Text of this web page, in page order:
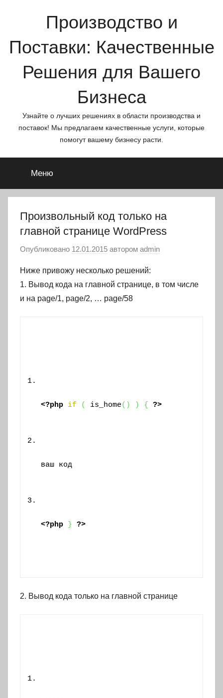
Производство и
Поставки: Качественные
Решения для Вашего
Бизнеса
Узнайте о лучших решениях в области производства и
поставок! Мы предлагаем качественные услуги, которые
помогут вашему бизнесу расти.
Меню
Произвольный код только на
главной странице WordPress
Опубликовано 12.01.2015 автором admin
Ниже привожу несколько решений:
1. Вывод кода на главной странице, в том числе
и на page/1, page/2, … page/58
<?php if ( is_home( ) ) { ?>
ваш код
<?php } ?>
2. Вывод кода только на главной странице